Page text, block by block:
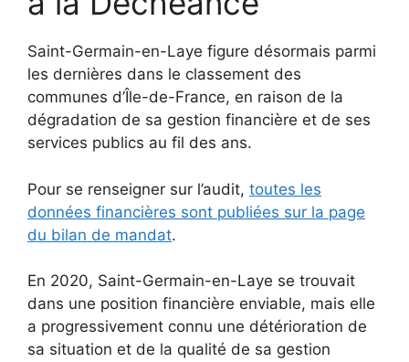
Saint-Germain-en-Laye figure désormais parmi
les dernières dans le classement des
communes d’Île-de-France, en raison de la
dégradation de sa gestion financière et de ses
services publics au fil des ans.
Pour se renseigner sur l’audit, toutes les
données financières sont publiées sur la page
du bilan de mandat.
En 2020, Saint-Germain-en-Laye se trouvait
dans une position financière enviable, mais elle
a progressivement connu une détérioration de
sa situation et de la qualité de sa gestion